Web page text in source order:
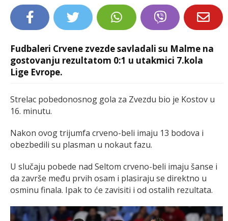
Fudbaleri Crvene zvezde savladali su Malme na
gostovanju rezultatom 0:1 u utakmici 7.kola
Lige Evrope.
Strelac pobedonosnog gola za Zvezdu bio je Kostov u
16. minutu.
Nakon ovog trijumfa crveno-beli imaju 13 bodova i
obezbedili su plasman u nokaut fazu.
U slučaju pobede nad Seltom crveno-beli imaju šanse i
da završe među prvih osam i plasiraju se direktno u
osminu finala. Ipak to će zavisiti i od ostalih rezultata.